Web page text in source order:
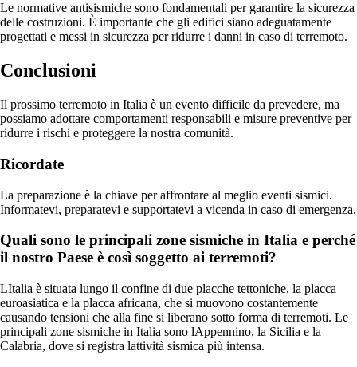
Le normative antisismiche sono fondamentali per garantire la sicurezza
delle costruzioni. È importante che gli edifici siano adeguatamente
progettati e messi in sicurezza per ridurre i danni in caso di terremoto.
Conclusioni
Il prossimo terremoto in Italia è un evento difficile da prevedere, ma
possiamo adottare comportamenti responsabili e misure preventive per
ridurre i rischi e proteggere la nostra comunità.
Ricordate
La preparazione è la chiave per affrontare al meglio eventi sismici.
Informatevi, preparatevi e supportatevi a vicenda in caso di emergenza.
Quali sono le principali zone sismiche in Italia e perché
il nostro Paese è così soggetto ai terremoti?
LItalia è situata lungo il confine di due placche tettoniche, la placca
euroasiatica e la placca africana, che si muovono costantemente
causando tensioni che alla fine si liberano sotto forma di terremoti. Le
principali zone sismiche in Italia sono lAppennino, la Sicilia e la
Calabria, dove si registra lattività sismica più intensa.